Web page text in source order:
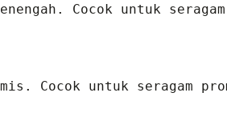
Cocok untuk
Cocok untuk seragam